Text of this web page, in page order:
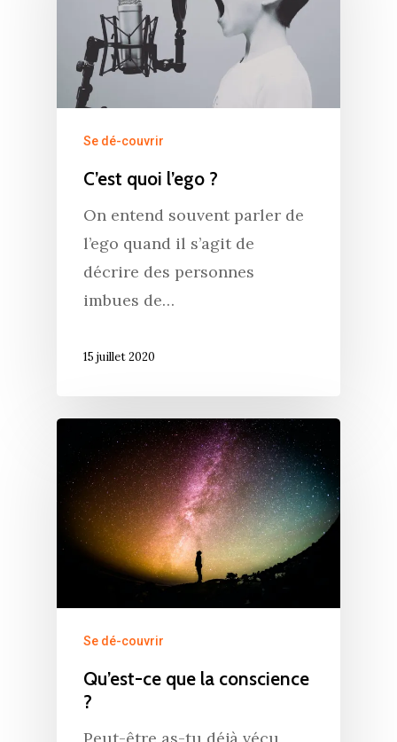
Se dé-couvrir
C’est quoi l’ego ?
On entend souvent parler de
l’ego quand il s’agit de
décrire des personnes
imbues de…
15 juillet 2020
Se dé-couvrir
Qu’est-ce que la conscience
?
Peut-être as-tu déjà vécu